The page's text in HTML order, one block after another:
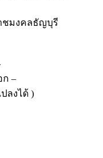
ชมงคลธัญบุรี
ก –
ลงได้ )